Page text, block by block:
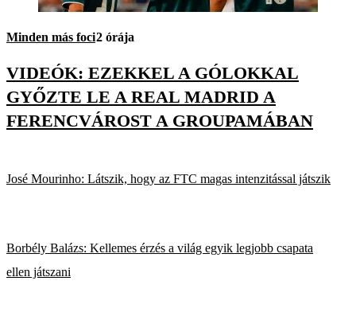
Minden más foci2 órája
VIDEÓK: EZEKKEL A GÓLOKKAL
GYŐZTE LE A REAL MADRID A
FERENCVÁROST A GROUPAMÁBAN
José Mourinho: Látszik, hogy az FTC magas intenzitással játszik
Borbély Balázs: Kellemes érzés a világ egyik legjobb csapata
ellen játszani